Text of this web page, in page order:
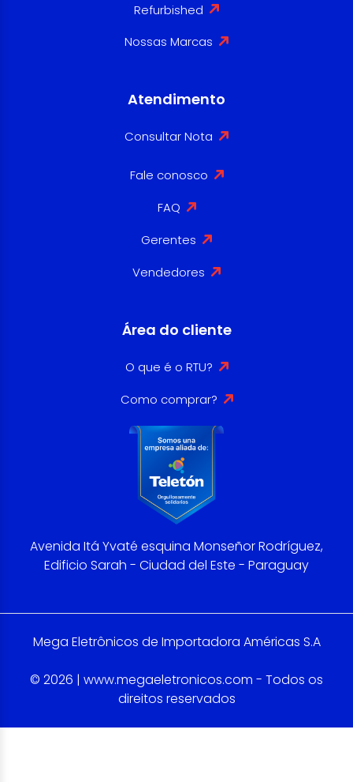
Refurbished
Nossas Marcas
Atendimento
Consultar Nota
Fale conosco
FAQ
Gerentes
Vendedores
Área do cliente
O que é o RTU?
Como comprar?
Avenida Itá Yvaté esquina Monseñor Rodríguez,
Edificio Sarah - Ciudad del Este - Paraguay
Mega Eletrônicos de Importadora Américas S.A
© 2026 | www.megaeletronicos.com - Todos os
direitos reservados